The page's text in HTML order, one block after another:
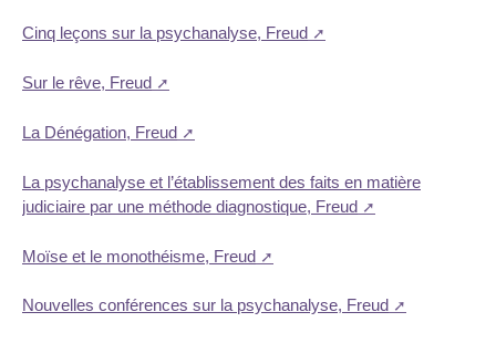
Cinq leçons sur la psychanalyse, Freud
Sur le rêve, Freud
La Dénégation, Freud
La psychanalyse et l’établissement des faits en matière
judiciaire par une méthode diagnostique, Freud
Moïse et le monothéisme, Freud
Nouvelles conférences sur la psychanalyse, Freud